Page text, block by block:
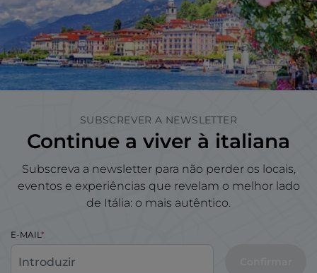
SUBSCREVER A NEWSLETTER
Continue a viver à italiana
Subscreva a newsletter para não perder os locais,
eventos e experiências que revelam o melhor lado
de Itália: o mais autêntico.
E-MAIL